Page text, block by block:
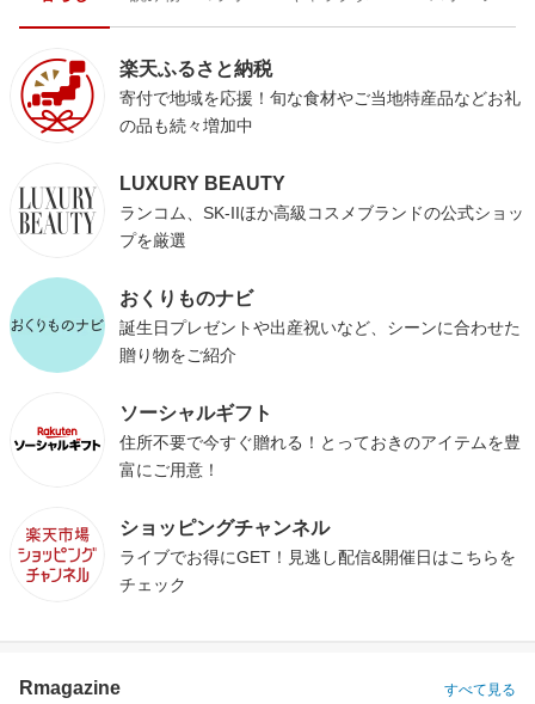
楽天ふるさと納税
寄付で地域を応援！旬な食材やご当地特産品などお礼
の品も続々増加中
LUXURY BEAUTY
ランコム、SK-IIほか高級コスメブランドの公式ショッ
プを厳選
おくりものナビ
誕生日プレゼントや出産祝いなど、シーンに合わせた
贈り物をご紹介
ソーシャルギフト
住所不要で今すぐ贈れる！とっておきのアイテムを豊
富にご用意！
ショッピングチャンネル
ライブでお得にGET！見逃し配信&開催日はこちらを
チェック
Rmagazine すべて見る